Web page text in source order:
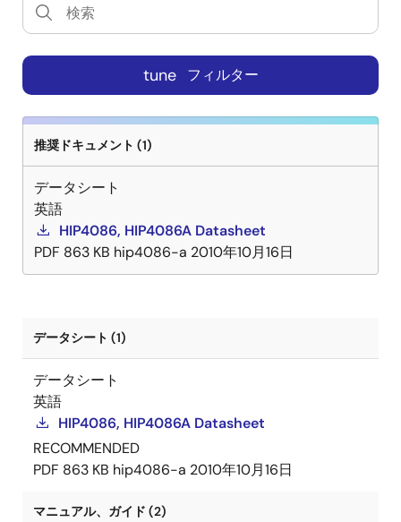
tune フィルター
推奨ドキュメント (1)
データシート
英語
HIP4086, HIP4086A Datasheet
PDF 863 KB hip4086-a 2010年10月16日
データシート (1)
データシート
英語
HIP4086, HIP4086A Datasheet
RECOMMENDED
PDF 863 KB hip4086-a 2010年10月16日
マニュアル、ガイド (2)